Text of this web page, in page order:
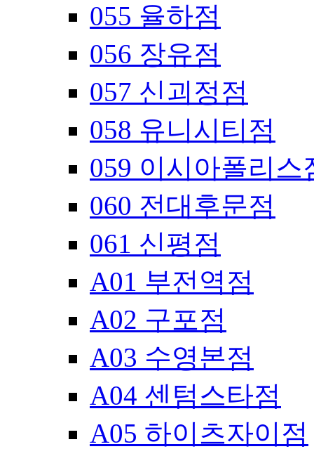
055 율하점
056 장유점
057 신괴정점
058 유니시티점
059 이시아폴리스
060 전대후문점
061 신평점
A01 부전역점
A02 구포점
A03 수영본점
A04 센텀스타점
A05 하이츠자이점